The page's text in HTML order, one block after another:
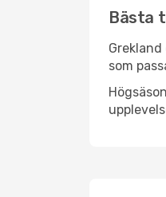
Bästa
som